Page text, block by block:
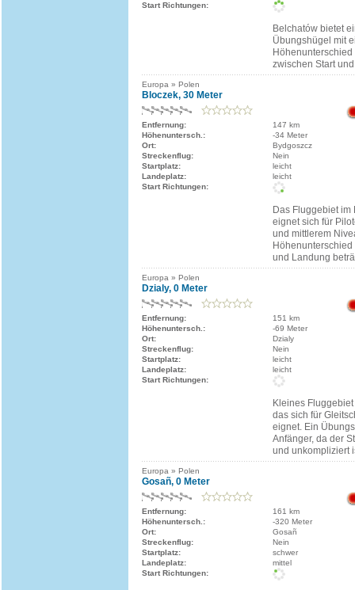
Start Richtungen:
Belchatów bietet
Übungshügel mit
zwischen Start
Europa » Polen
Bloczek, 30 Meter
Entfernung:
147 km
Höhenuntersch.:
-34 Meter
Ort:
Bydgoszcz
Streckenflug:
Nein
Startplatz:
leicht
Landeplatz:
leicht
Start Richtungen:
Das Fluggebiet im
eignet sich für
und mittlerem
und Landung
Europa » Polen
Dzialy, 0 Meter
Entfernung:
151 km
Höhenuntersch.:
-69 Meter
Ort:
Dzialy
Streckenflug:
Nein
Startplatz:
leicht
Landeplatz:
leicht
Start Richtungen:
Kleines
das sich für
eignet. Ein
Anfänger, da der
und unkompliziert
Europa » Polen
Gosañ, 0 Meter
Entfernung:
161 km
Höhenuntersch.:
-320 Meter
Ort:
Gosañ
Streckenflug:
Nein
Startplatz:
schwer
Landeplatz:
mittel
Start Richtungen: